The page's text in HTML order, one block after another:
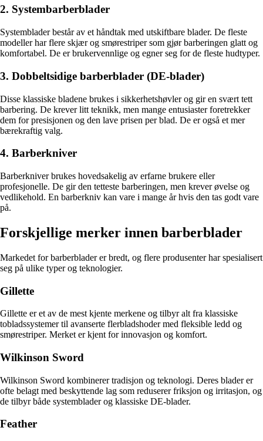
2. Systembarberblader
Systemblader består av et håndtak med utskiftbare blader. De fleste
modeller har flere skjær og smørestriper som gjør barberingen glatt og
komfortabel. De er brukervennlige og egner seg for de fleste hudtyper.
3. Dobbeltsidige barberblader (DE-blader)
Disse klassiske bladene brukes i sikkerhetshøvler og gir en svært tett
barbering. De krever litt teknikk, men mange entusiaster foretrekker
dem for presisjonen og den lave prisen per blad. De er også et mer
bærekraftig valg.
4. Barberkniver
Barberkniver brukes hovedsakelig av erfarne brukere eller
profesjonelle. De gir den tetteste barberingen, men krever øvelse og
vedlikehold. En barberkniv kan vare i mange år hvis den tas godt vare
på.
Forskjellige merker innen barberblader
Markedet for barberblader er bredt, og flere produsenter har spesialisert
seg på ulike typer og teknologier.
Gillette
Gillette er et av de mest kjente merkene og tilbyr alt fra klassiske
tobladssystemer til avanserte flerbladshoder med fleksible ledd og
smørestriper. Merket er kjent for innovasjon og komfort.
Wilkinson Sword
Wilkinson Sword kombinerer tradisjon og teknologi. Deres blader er
ofte belagt med beskyttende lag som reduserer friksjon og irritasjon, og
de tilbyr både systemblader og klassiske DE-blader.
Feather